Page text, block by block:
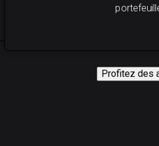
Profitez des